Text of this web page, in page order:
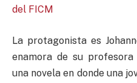
del FICM
La protagonista es
enamora de su
una novela en donde una